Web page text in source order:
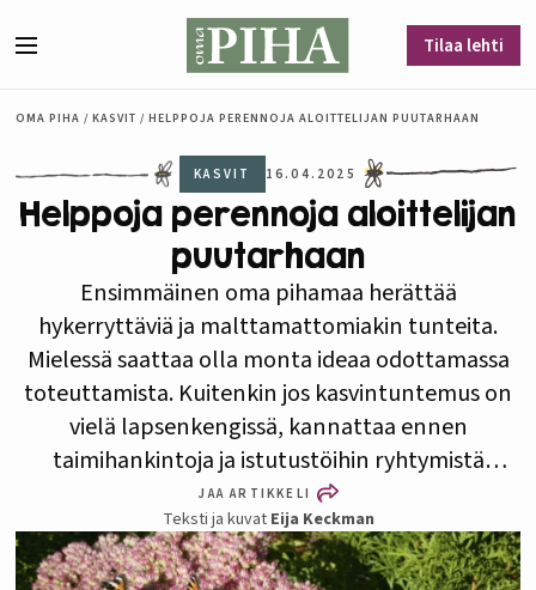
Tilaa lehti
OMA PIHA / KASVIT / HELPPOJA PERENNOJA ALOITTELIJAN PUUTARHAAN
KASVIT 16.04.2025
Helppoja perennoja aloittelijan
puutarhaan
Ensimmäinen oma pihamaa herättää
hykerryttäviä ja malttamattomiakin tunteita.
Mielessä saattaa olla monta ideaa odottamassa
toteuttamista. Kuitenkin jos kasvintuntemus on
vielä lapsenkengissä, kannattaa ennen
taimihankintoja ja istutustöihin ryhtymistä
tutustua kasvien maailmaan.
JAA ARTIKKELI
Teksti ja kuvat Eija Keckman